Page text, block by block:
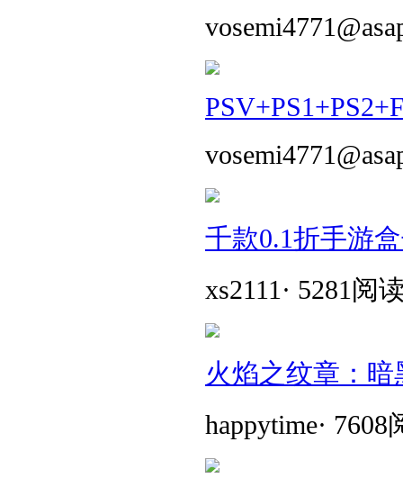
千款0.1折手游
xs2111 · 5281阅
火焰之纹章：
happytime· 7608